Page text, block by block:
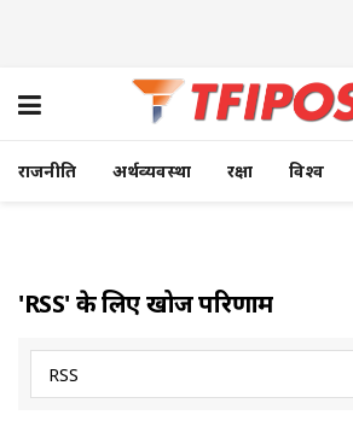
राजनीति अर्थव्यवस्था रक्षा विश्व
'RSS' के लिए खोज परिणाम